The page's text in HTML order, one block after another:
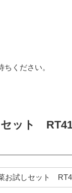
ください。
セット
お試しセット